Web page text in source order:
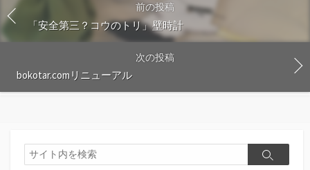
前の投稿
「安全第三？コウのトリ」壁時計
次の投稿
bokotar.comリニューアル
検
索
検